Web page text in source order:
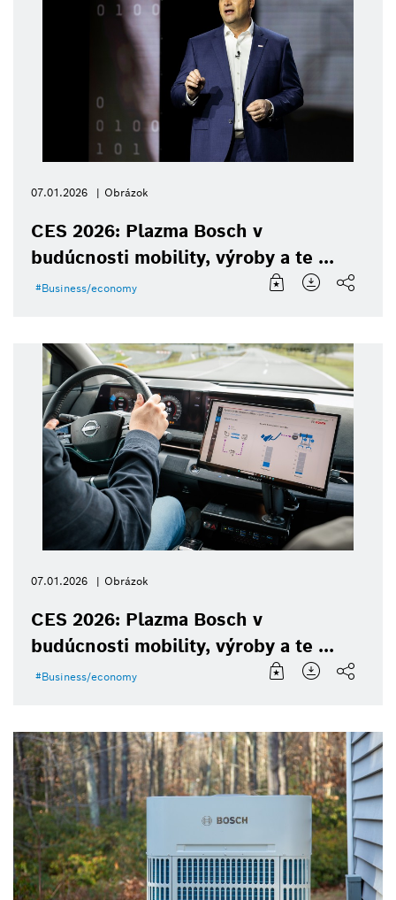
07.01.2026 Obrázok
CES 2026: Plazma Bosch v
budúcnosti mobility, výroby a te ...
Business/economy
07.01.2026 Obrázok
CES 2026: Plazma Bosch v
budúcnosti mobility, výroby a te ...
Business/economy